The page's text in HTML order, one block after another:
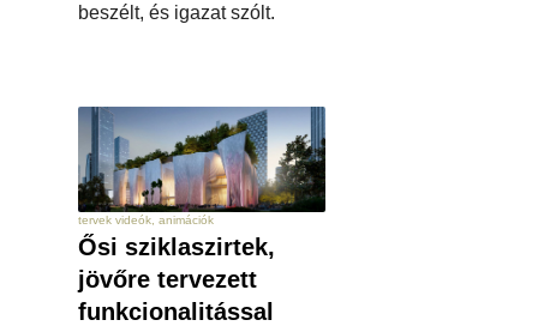
beszélt, és igazat szólt.
tervek videók, animációk
Ősi sziklaszirtek,
jövőre tervezett
funkcionalitással